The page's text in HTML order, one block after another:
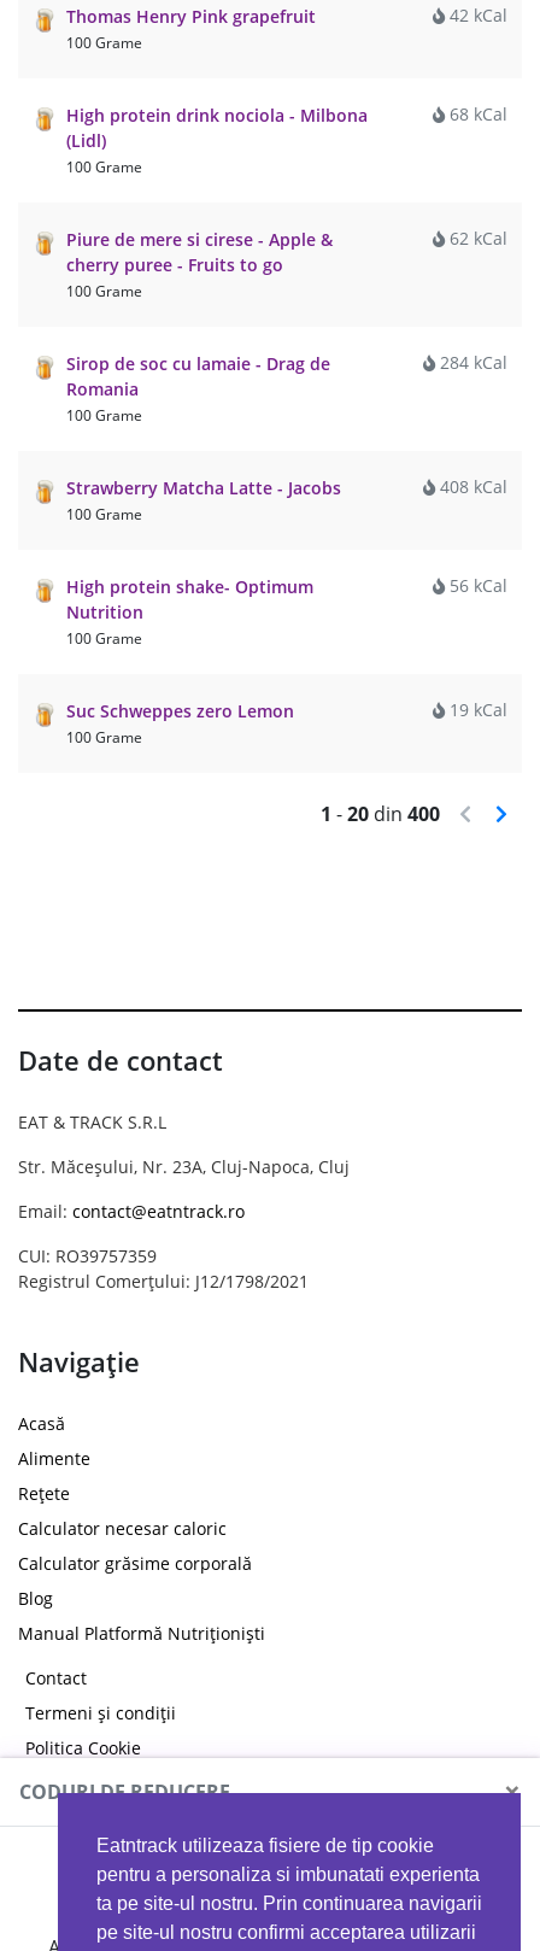
Eatntrack utilizeaza fisiere de tip cookie
pentru a personaliza si imbunatati experienta
ta pe site-ul nostru. Prin continuarea navigarii
pe site-ul nostru confirmi acceptarea utilizarii
Thomas Henry Pink grapefruit
100 Grame
42 kCal
High protein drink nociola - Milbona
(Lidl)
100 Grame
68 kCal
Piure de mere si cirese - Apple &
cherry puree - Fruits to go
100 Grame
62 kCal
Sirop de soc cu lamaie - Drag de
Romania
100 Grame
284 kCal
Strawberry Matcha Latte - Jacobs
100 Grame
408 kCal
High protein shake- Optimum
Nutrition
100 Grame
56 kCal
Suc Schweppes zero Lemon
100 Grame
19 kCal
1 -20 din 400
Date de contact
EAT & TRACK S.R.L
Str. Măceșului, Nr. 23A, Cluj-Napoca, Cluj
Email: contact@eatntrack.ro
CUI: RO39757359
Registrul Comerțului: J12/1798/2021
Navigație
Acasă
Alimente
Rețete
Calculator necesar caloric
Calculator grăsime corporală
Blog
Manual Platformă Nutriționiști
Contact
Termeni și condiții
Politica Cookie
Politica de confidențialitate
CODURI DE REDUCERE ×
MYPROTEIN